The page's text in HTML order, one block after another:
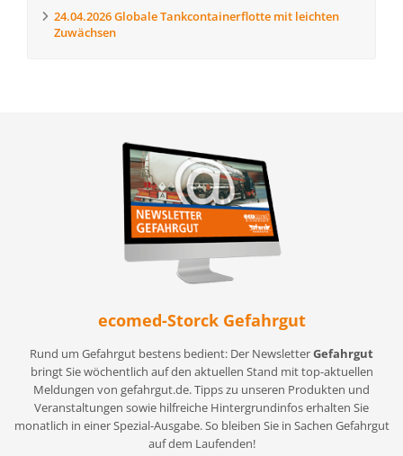
24.04.2026Globale Tankcontainerflotte mit leichten
Zuwächsen
ecomed-Storck Gefahrgut
Rund um Gefahrgut bestens bedient: Der NewsletterGefahrgut
bringt Sie wöchentlich auf den aktuellen Stand mit top-aktuellen
Meldungen von gefahrgut.de. Tipps zu unseren Produkten und
Veranstaltungen sowie hilfreiche Hintergrundinfos erhalten Sie
monatlich in einer Spezial-Ausgabe. So bleiben Sie in Sachen Gefahrgut
auf dem Laufenden!